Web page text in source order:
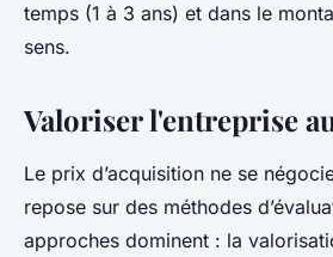
temps (1 à 3 ans) et dans le
sens.
Valoriser l'entreprise
Le prix d’acquisition ne se
repose sur des méthodes
approches dominent : la